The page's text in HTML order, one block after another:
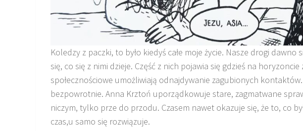
Koledzy z paczki, to było kiedyś całe moje życie. Nasze drogi dawno
się, co się z nimi dzieje. Część z nich pojawia się gdzieś na
społecznościowe umożliwiają odnajdywanie zagubionych kontaktów.
bezpowrotnie. Anna Krztoń uporządkowuje stare, zagmatwane
niczym, tylko prze do przodu. Czasem nawet okazuje się, że to, co
czas,u samo się rozwiązuje.